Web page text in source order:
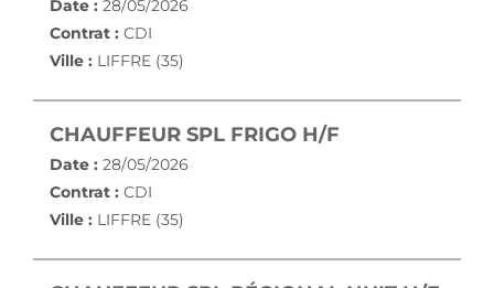
Date : 28/05/2026
Contrat : CDI
Ville : LIFFRE (35)
CHAUFFEUR SPL FRIGO H/F
Date : 28/05/2026
Contrat : CDI
Ville : LIFFRE (35)